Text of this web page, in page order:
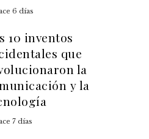
6 días
10 inventos
que
la
y la
7 días